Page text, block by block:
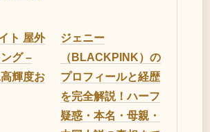
ト 屋外
グ –
輝度お
ジェニー
（BLACKPINK）の
プロフィールと経歴
を完全解説！ハーフ
疑惑・本名・母親・